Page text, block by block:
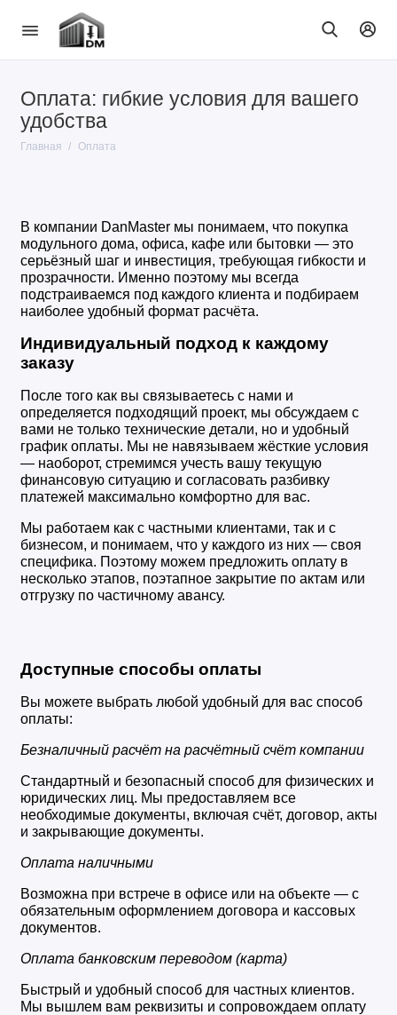
Оплата: гибкие условия для вашего
удобства
Главная Оплата
В компании DanMaster мы понимаем, что покупка
модульного дома, офиса, кафе или бытовки — это
серьёзный шаг и инвестиция, требующая гибкости и
прозрачности. Именно поэтому мы всегда
подстраиваемся под каждого клиента и подбираем
наиболее удобный формат расчёта.
Индивидуальный подход к каждому
заказу
После того как вы связываетесь с нами и
определяется подходящий проект, мы обсуждаем с
вами не только технические детали, но и удобный
график оплаты. Мы не навязываем жёсткие условия
— наоборот, стремимся учесть вашу текущую
финансовую ситуацию и согласовать разбивку
платежей максимально комфортно для вас.
Мы работаем как с частными клиентами, так и с
бизнесом, и понимаем, что у каждого из них — своя
специфика. Поэтому можем предложить оплату в
несколько этапов, поэтапное закрытие по актам или
отгрузку по частичному авансу.
Доступные способы оплаты
Вы можете выбрать любой удобный для вас способ
оплаты:
Безналичный расчёт на расчётный счёт компании
Стандартный и безопасный способ для физических и
юридических лиц. Мы предоставляем все
необходимые документы, включая счёт, договор, акты
и закрывающие документы.
Оплата наличными
Возможна при встрече в офисе или на объекте — с
обязательным оформлением договора и кассовых
документов.
Оплата банковским переводом (карта)
Быстрый и удобный способ для частных клиентов.
Мы вышлем вам реквизиты и сопровождаем оплату